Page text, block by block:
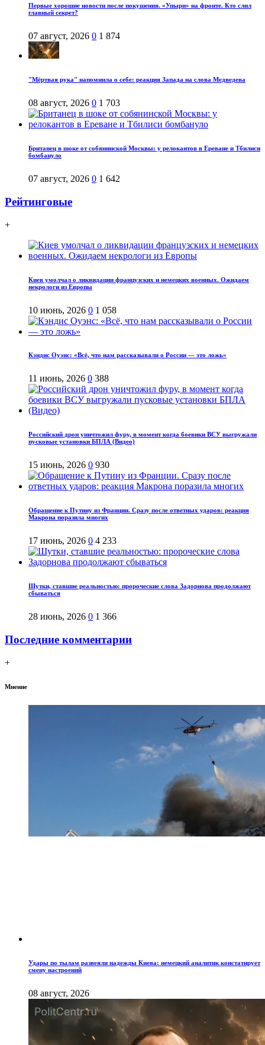
Первые хорошие новости после покушения. «Упыри» на фронте. Кто слил
главный секрет?
07 август, 2026 0 1 874
"Мёртвая рука" напомнила о себе: реакция Запада на слова Медведева
08 август, 2026 0 1 703
Британец в шоке от собянинской Москвы: у релокантов в Ереване и Тбилиси
бомбануло
07 август, 2026 0 1 642
Рейтинговые
+
Киев умолчал о ликвидации французских и немецких военных. Ожидаем
некрологи из Европы
10 июнь, 2026 0 1 058
Кэндис Оуэнс: «Всё, что нам рассказывали о России — это ложь»
11 июнь, 2026 0 388
Российский дрон уничтожил фуру, в момент когда боевики ВСУ выгружали
пусковые установки БПЛА (Видео)
15 июнь, 2026 0 930
Обращение к Путину из Франции. Сразу после ответных ударов: реакция
Макрона поразила многих
17 июнь, 2026 0 4 233
Шутки, ставшие реальностью: пророческие слова Задорнова продолжают
сбываться
28 июнь, 2026 0 1 366
Последние комментарии
+
Мнение
Удары по тылам развеяли надежды Киева: немецкий аналитик констатирует
смену настроений
08 август, 2026